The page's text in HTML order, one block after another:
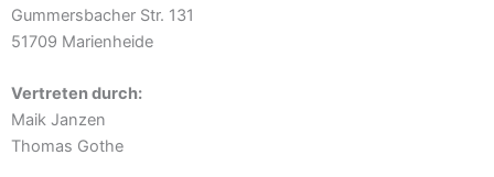
Gummersbacher Str. 131
51709 Marienheide
Vertreten durch:
Maik Janzen
Thomas Gothe